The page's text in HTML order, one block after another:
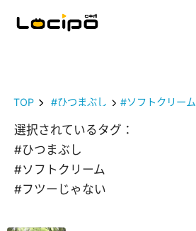
TOP #ひつまぶし #ソフトクリーム
選択されているタグ：
#ひつまぶし
#ソフトクリーム
#フツーじゃない